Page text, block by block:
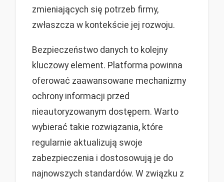
zmieniających się potrzeb firmy,
zwłaszcza w kontekście jej rozwoju.
Bezpieczeństwo danych to kolejny
kluczowy element. Platforma powinna
oferować zaawansowane mechanizmy
ochrony informacji przed
nieautoryzowanym dostępem. Warto
wybierać takie rozwiązania, które
regularnie aktualizują swoje
zabezpieczenia i dostosowują je do
najnowszych standardów. W związku z